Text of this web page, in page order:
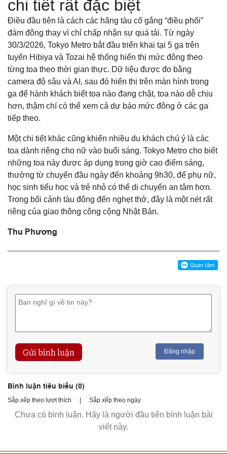
chi tiết rất đặc biệt
Điều đầu tiên là cách các hãng tàu cố gắng “điều phối”
đám đông thay vì chỉ chấp nhận sự quá tải. Từ ngày
30/3/2026, Tokyo Metro bắt đầu triển khai tại 5 ga trên
tuyến Hibiya và Tozai hệ thống hiển thị mức đông theo
từng toa theo thời gian thực. Dữ liệu được đo bằng
camera độ sâu và AI, sau đó hiển thị trên màn hình trong
ga để hành khách biết toa nào đang chật, toa nào dễ chịu
hơn, thậm chí có thể xem cả dự báo mức đông ở các ga
tiếp theo.
Một chi tiết khác cũng khiến nhiều du khách chú ý là các
toa dành riêng cho nữ vào buổi sáng. Tokyo Metro cho biết
những toa này được áp dụng trong giờ cao điểm sáng,
thường từ chuyến đầu ngày đến khoảng 9h30, để phụ nữ,
học sinh tiểu học và trẻ nhỏ có thể di chuyển an tâm hơn.
Trong bối cảnh tàu đông đến nghẹt thở, đây là một nét rất
riêng của giao thông công cộng Nhật Bản.
Thu Phương
Gửi bình luận Đăng nhập
Bình luận tiêu biểu (0)
Sắp xếp theo lượt thích | Sắp xếp theo ngày
Chưa có bình luận. Hãy là người đầu tiên bình luận bài
viết này.